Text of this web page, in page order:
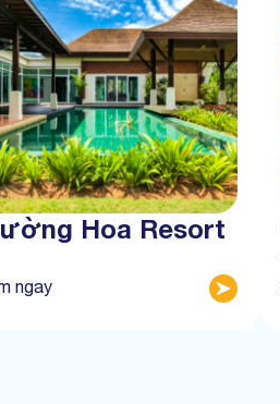
Hoa Resort
ngay